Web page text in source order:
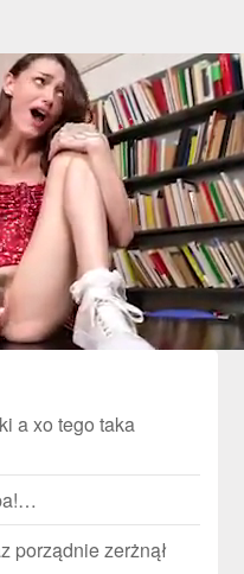
a xo tego taka
porządnie zerżnął